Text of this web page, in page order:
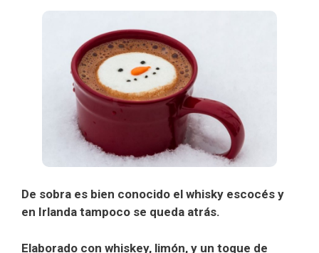
De sobra es bien conocido el whisky escocés y
en Irlanda tampoco se queda atrás.
Elaborado con whiskey, limón, y un toque de